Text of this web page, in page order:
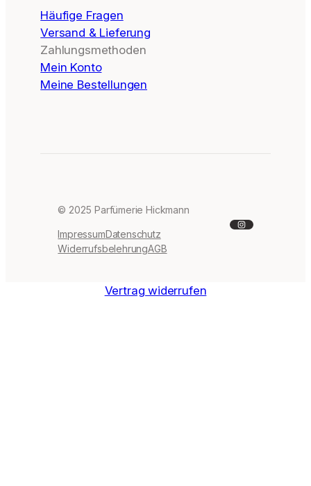
Häufige Fragen
Versand & Lieferung
Zahlungsmethoden
Mein Konto
Meine Bestellungen
© 2025 Parfümerie Hickmann
ImpressumDatenschutz
WiderrufsbelehrungAGB
Instagram
Vertrag widerrufen